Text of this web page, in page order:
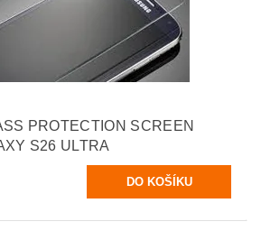
PROTECTION SCREEN
S26 ULTRA